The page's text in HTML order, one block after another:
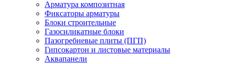
Арматура композитная
Фиксаторы арматуры
Блоки строительные
Газосиликатные блоки
Пазогребневые плиты (ПГП)
Гипсокартон и листовые материалы
Аквапанели